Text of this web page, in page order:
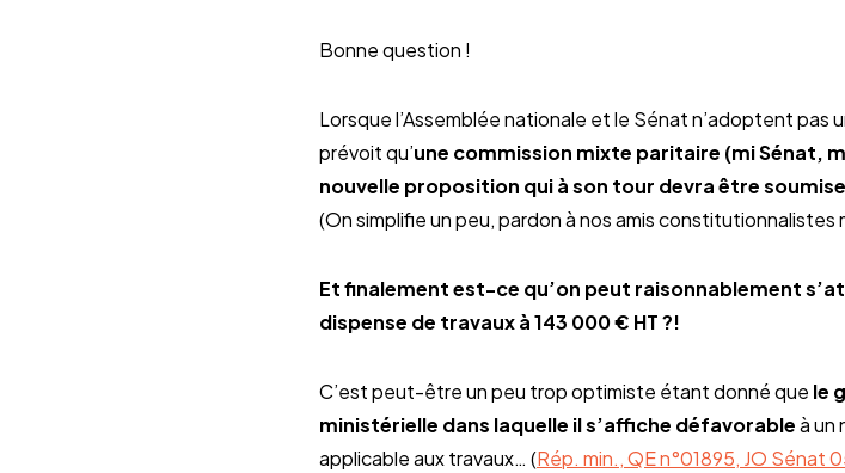
Bonne question !
Lorsque l’Assemblée nationale et le Sénat n’adoptent
prévoit qu’une commission mixte paritaire (mi Sénat,
nouvelle proposition qui à son tour devra être
(On simplifie un peu, pardon à nos amis constitutionnalistes
Et finalement est-ce qu’on peut raisonnablement
dispense de travaux à 143 000 € HT ?!
C’est peut-être un peu trop optimiste étant donné que le
ministérielle dans laquelle il s’affiche défavorableà un
applicable aux travaux… (Rép. min., QE n°01895, JO